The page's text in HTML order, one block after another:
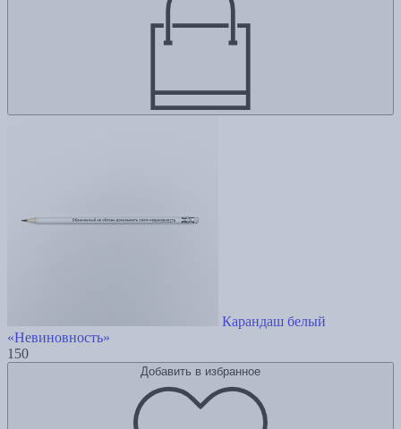
Карандаш белый
«Невиновность»
150
Добавить в избранное